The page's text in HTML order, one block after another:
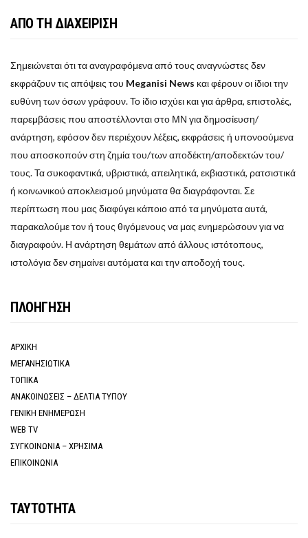
ΑΠΟ ΤΗ ΔΙΑΧΕΙΡΙΣΗ
Σημειώνεται ότι τα αναγραφόμενα από τους αναγνώστες δεν
εκφράζουν τις απόψεις του Meganisi News και φέρουν οι ίδιοι την
ευθύνη των όσων γράφουν. Το ίδιο ισχύει και για άρθρα, επιστολές,
παρεμβάσεις που αποστέλλονται στο ΜΝ για δημοσίευση/
ανάρτηση, εφόσον δεν περιέχουν λέξεις, εκφράσεις ή υπονοούμενα
που αποσκοπούν στη ζημία του/των αποδέκτη/αποδεκτών του/
τους. Τα συκοφαντικά, υβριστικά, απειλητικά, εκβιαστικά, ρατσιστικά
ή κοινωνικού αποκλεισμού μηνύματα θα διαγράφονται. Σε
περίπτωση που μας διαφύγει κάποιο από τα μηνύματα αυτά,
παρακαλούμε τον ή τους θιγόμενους να μας ενημερώσουν για να
διαγραφούν. Η ανάρτηση θεμάτων από άλλους ιστότοπους,
ιστολόγια δεν σημαίνει αυτόματα και την αποδοχή τους.
ΠΛΟΗΓΗΣΗ
ΑΡΧΙΚΗ
ΜΕΓΑΝΗΣΙΩΤΙΚΑ
ΤΟΠΙΚΑ
ΑΝΑΚΟΙΝΩΣΕΙΣ – ΔΕΛΤΙΑ ΤΥΠΟΥ
ΓΕΝΙΚΗ ΕΝΗΜΕΡΩΣΗ
WEB TV
ΣΥΓΚΟΙΝΩΝΙΑ – ΧΡΗΣΙΜΑ
ΕΠΙΚΟΙΝΩΝΙΑ
ΤΑΥΤΟΤΗΤΑ